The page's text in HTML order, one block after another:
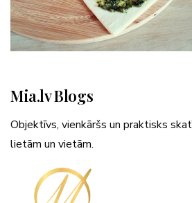
Mia.lv Blogs
Objektīvs, vienkāršs un praktisks
lietām un vietām.